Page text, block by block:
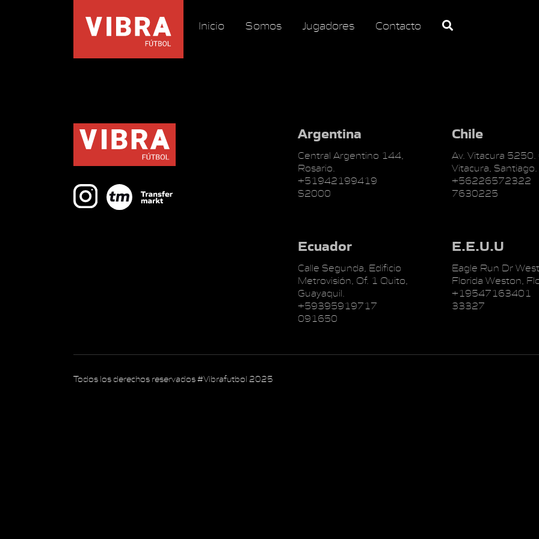
Inicio Somos Jugadores Contacto
Argentina
Central Argentino 144,
Rosario.
+51942199419
S2000
Chile
Av. Vitacura
Vitacura, Santiago.
+56226572322
7630225
Ecuador
Calle Segunda, Edificio
Metrovisión, Of. 1 Quito,
Guayaquil.
+59395919717
091650
E.E.U.U
Eagle Run Dr
Florida Weston,
+19547163401
33327
Todos los derechos reservados #Vibrafutbol 2025